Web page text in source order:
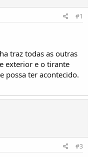
#1
traz todas as outras
exterior e o tirante
possa ter acontecido.
#3